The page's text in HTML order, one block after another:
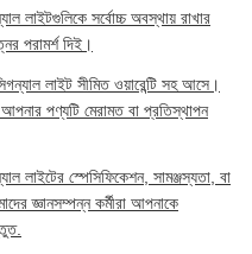
লাইটগুলিকে সর্বোচ্চ অবস্থায় রাখার
পরামর্শ দিই।
লাইট সীমিত ওয়ারেন্টি সহ আসে।
আপনার পণ্যটি মেরামত বা প্রতিস্থাপন
লাইটের স্পেসিফিকেশন, সামঞ্জস্যতা, বা
জ্ঞানসম্পন্ন কর্মীরা আপনাকে